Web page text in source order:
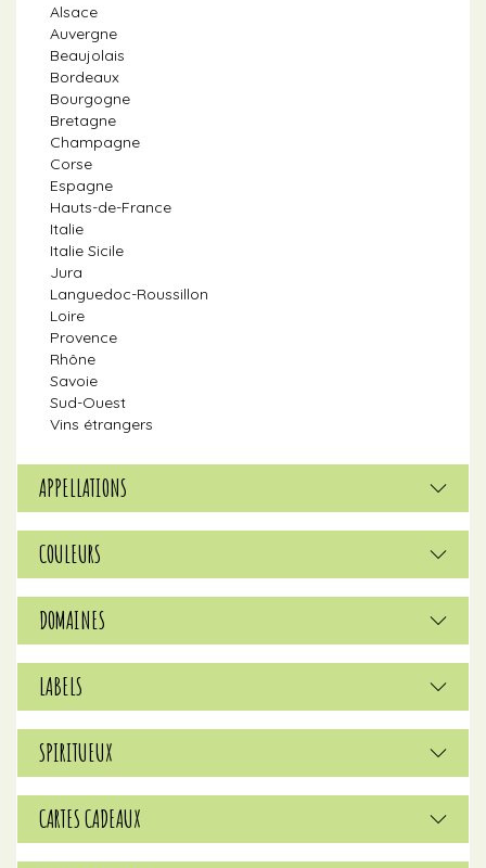
Alsace
Auvergne
Beaujolais
Bordeaux
Bourgogne
Bretagne
Champagne
Corse
Espagne
Hauts-de-France
Italie
Italie Sicile
Jura
Languedoc-Roussillon
Loire
Provence
Rhône
Savoie
Sud-Ouest
Vins étrangers
APPELLATIONS
COULEURS
DOMAINES
LABELS
SPIRITUEUX
CARTES CADEAUX